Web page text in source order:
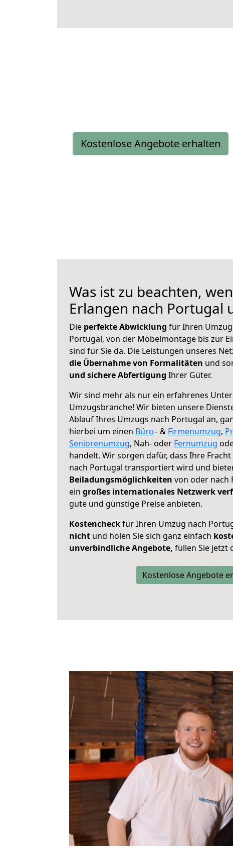
Kostenlose Angebote erhalten
Was ist zu beachten,
Erlangen nach Portugal
Die perfekte Abwicklung für Ihren
Portugal, von der Möbelmontage bis zur
sind für Sie da. Die Leistungen unseres
die Übernahme von Formalitäten und
und sichere Abfertigung Ihrer Güter.
Wir sind mehr als nur ein erfahrenes
Umzugsbranche! Wir bieten unsere
Ablauf Ihres Umzugs nach Portugal an,
hierbei um einen Büro– & Firmenumzug,
Seniorenumzug, Nah- oder Fernumzug
handelt. Wir sorgen dafür, dass Ihre
nach Portugal transportiert wird und
Beiladungsmöglichkeiten von oder nach
ein großes internationales Netzwerk
gute und günstige Preise anbieten.
Kostencheckfür Ihren Umzug nach
nicht und holen Sie sich ganz einfach
unverbindliche Angebote, füllen Sie jetzt
Kostenlose Angebote